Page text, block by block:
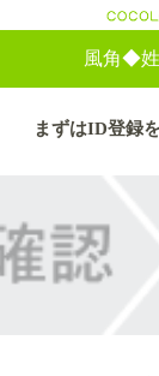
風角◆
まずはID登録